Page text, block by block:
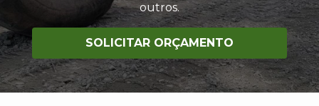
outros.
SOLICITAR ORÇAMENTO